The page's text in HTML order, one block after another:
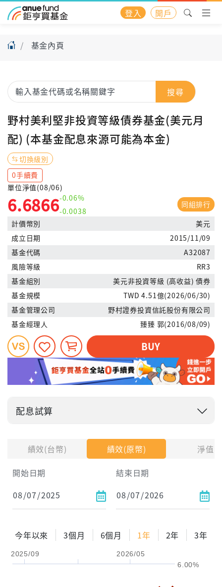
登入 開戶
基金內頁
績效(台幣) 績效(原幣)
淨值
開始日期
結束日期
今年以來 3個月 6個月 1年 2年 3年
2025/09 2026/05
6.00%
搜尋
野村美利堅非投資等級債券基金(美元月
配) (本基金配息來源可能為本金)
切換級別
0手續費
單位淨值(08/06)
6.6866-0.06%
-0.0038
同組排行
計價幣別
美元
成立日期
2015/11/09
基金代碼
A32087
風險等級
RR3
基金組別
美元非投資等級 (高收益) 債券
基金規模
TWD 4.51億(2026/06/30)
基金管理公司
野村證券投資信託股份有限公司
基金經理人
臻臻 郭(2016/08/09)
BUY
配息試算
試算區間
1年
2年
配息金額